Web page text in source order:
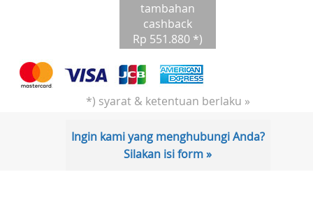
tambahan
cashback
Rp 551.880 *)
*) syarat & ketentuan berlaku »
Ingin kami yang menghubungi Anda?
Silakan isi form »